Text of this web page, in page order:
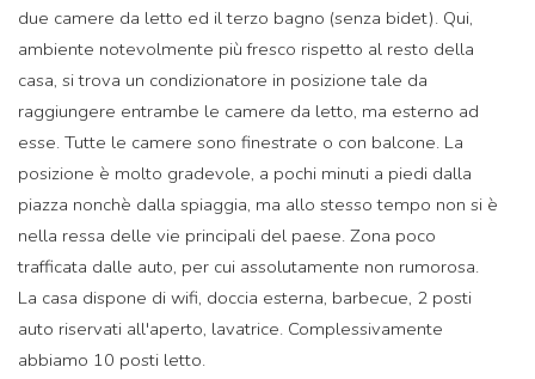
due camere da letto ed il terzo bagno (senza bidet). Qui,
ambiente notevolmente più fresco rispetto al resto della
casa, si trova un condizionatore in posizione tale da
raggiungere entrambe le camere da letto, ma esterno ad
esse. Tutte le camere sono finestrate o con balcone. La
posizione è molto gradevole, a pochi minuti a piedi dalla
piazza nonchè dalla spiaggia, ma allo stesso tempo non si è
nella ressa delle vie principali del paese. Zona poco
trafficata dalle auto, per cui assolutamente non rumorosa.
La casa dispone di wifi, doccia esterna, barbecue, 2 posti
auto riservati all'aperto, lavatrice. Complessivamente
abbiamo 10 posti letto.